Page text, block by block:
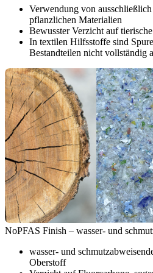
Verwendung von
pflanzlichen Materialien
Bewusster Verzicht auf
In textilen Hilfsstoffe sind
Bestandteilen nicht vollständig
NoPFAS Finish – wasser- und
wasser- und
Oberstoff